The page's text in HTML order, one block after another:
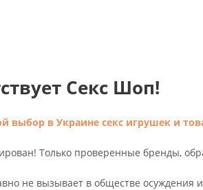
Секс Шоп!
выбор в Украине секс игрушек и
Только проверенные бренды,
не вызывает в обществе осуждения